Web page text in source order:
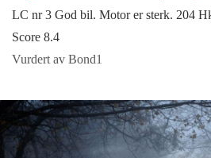
LC nr 3 God bil. Motor er sterk. 204
Score 8.4
Vurdert av Bond1